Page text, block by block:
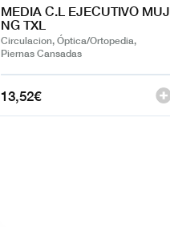
MEDIA C.L EJECUTIVO MUJ
NG TXL
Circulacion, Óptica/Ortopedia,
Piernas Cansadas
13,52€